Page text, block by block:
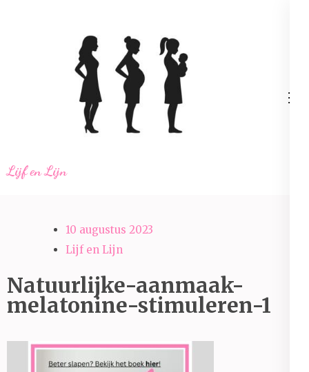
Lijf en Lijn
10 augustus 2023
Lijf en Lijn
Natuurlijke-aanmaak-
melatonine-stimuleren-1